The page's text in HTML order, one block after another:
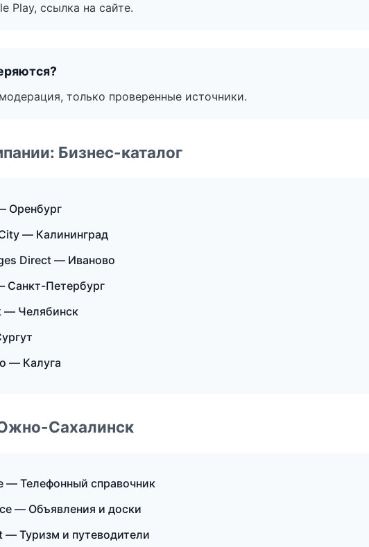
Play, ссылка на сайте.
только проверенные источники.
Бизнес-каталог
Оренбург
— Калининград
Direct — Иваново
Санкт-Петербург
— Челябинск
— Калуга
Сахалинск
— Телефонный справочник
— Объявления и доски
— Туризм и путеводители